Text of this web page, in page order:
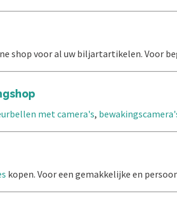
shop voor al uw biljartartikelen. Voor
met camera's,
kopen. Voor een gemakkelijke en